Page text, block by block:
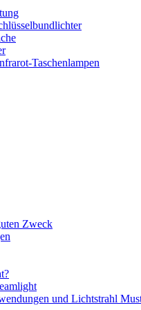
Taschenlampen
Zweck
und Lichtstrahl